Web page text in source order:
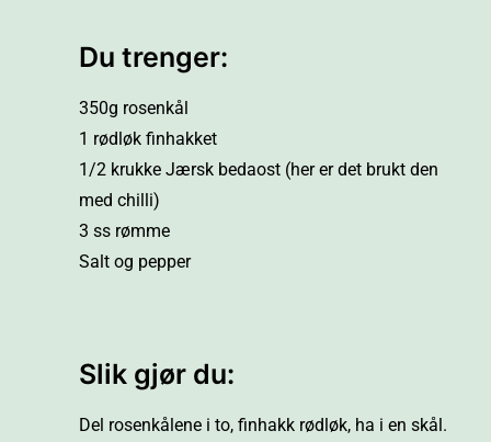
Du trenger:
350g rosenkål
1 rødløk finhakket
1/2 krukke Jærsk bedaost (her er det brukt den
med chilli)
3 ss rømme
Salt og pepper
Slik gjør du:
Del rosenkålene i to, finhakk rødløk, ha i en skål.